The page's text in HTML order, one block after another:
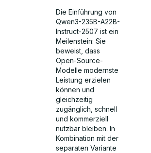
Die Einführung von
Qwen3-235B-A22B-
Instruct-2507 ist ein
Meilenstein: Sie
beweist, dass
Open-Source-
Modelle modernste
Leistung erzielen
können und
gleichzeitig
zugänglich, schnell
und kommerziell
nutzbar bleiben. In
Kombination mit der
separaten Variante